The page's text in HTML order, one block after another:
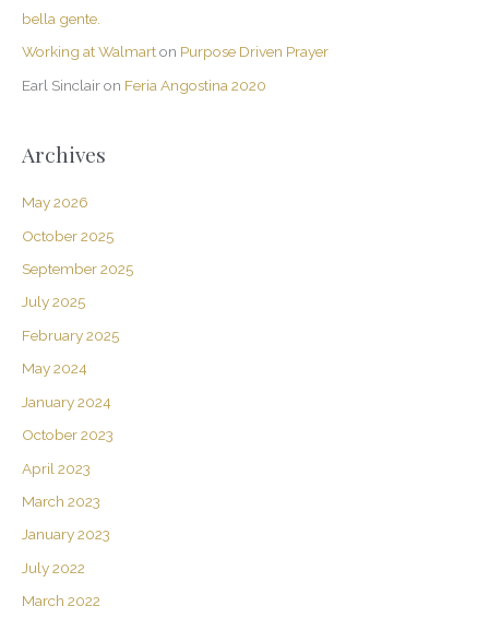
bella gente.
Working at Walmarton Purpose Driven Prayer
Earl Sinclairon Feria Angostina 2020
Archives
May 2026
October 2025
September 2025
July 2025
February 2025
May 2024
January 2024
October 2023
April 2023
March 2023
January 2023
July 2022
March 2022